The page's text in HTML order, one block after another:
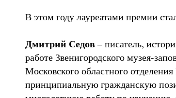
В этом году лауреатами премии
Дмитрий Седов– писатель,
работе Звенигородского музея-
Московского областного
принципиальную гражданскую